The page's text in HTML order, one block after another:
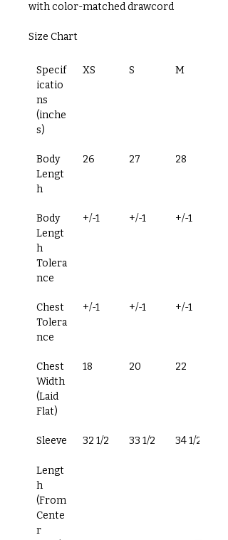
with color-matched drawcord
Size Chart
Specif
icatio
ns
(inche
s)
XS S M
Body
Lengt
h
26 27 28
Body
Lengt
h
Tolera
nce
+/-1 +/-1 +/-1
Chest
Tolera
nce
+/-1 +/-1 +/-1
Chest
Width
(Laid
Flat)
18 20 22
Sleeve
Lengt
h
(From
Cente
r
32 1/2 33 1/2 34 1/2